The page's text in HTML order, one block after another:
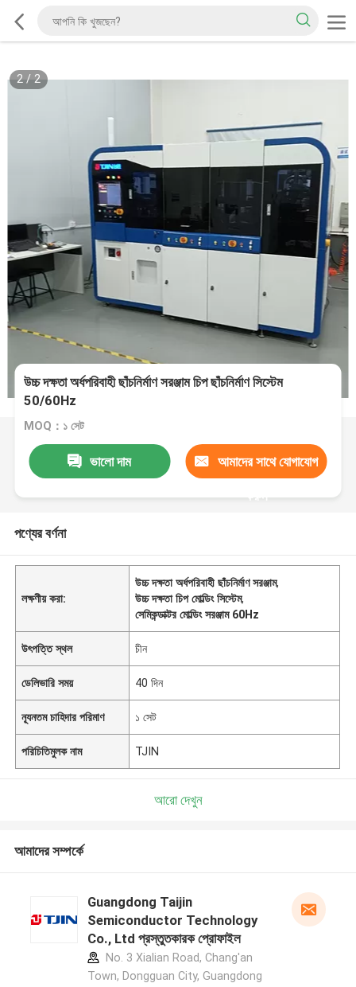
2/ 2
উচ্চ দক্ষতা অর্ধপরিবাহী ছাঁচনির্মাণ সরঞ্জাম চিপ ছাঁচনির্মাণ সিস্টেম
50/60Hz
MOQ：১ সেট
ভালো দাম আমাদের সাথে যোগাযোগ
করুন
পণ্যের বর্ণনা
লক্ষণীয় করা:
উচ্চ দক্ষতা অর্ধপরিবাহী ছাঁচনির্মাণ সরঞ্জাম,
উচ্চ দক্ষতা চিপ মোল্ডিং সিস্টেম,
সেমিকন্ডাক্টর মোল্ডিং সরঞ্জাম 60Hz
উৎপত্তি স্থল চীন
ডেলিভারি সময় 40 দিন
ন্যূনতম চাহিদার পরিমাণ ১ সেট
পরিচিতিমুলক নাম TJIN
আরো দেখুন
আমাদের সম্পর্কে
Guangdong Taijin
Semiconductor Technology
Co., Ltd প্রস্তুতকারক প্রোফাইল
No. 3 Xialian Road, Chang'an
Town, Dongguan City, Guangdong